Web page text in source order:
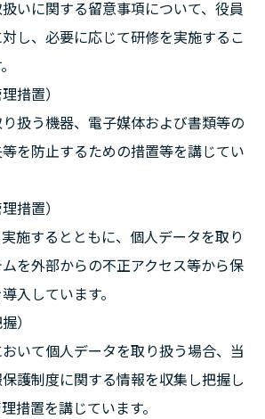
いに関する留意事項について、役員
し、必要に応じて研修を実施するこ
措置）
扱う機器、電子媒体および書類等の
を防止するための措置等を講じてい
措置）
施するとともに、個人データを取り
を外部からの不正アクセス等から保
入しています。
）
いて個人データを取り扱う場合、当
護制度に関する情報を収集し把握し
措置を講じています。